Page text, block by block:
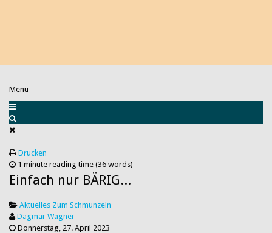
Menu
Drucken
1 minute reading time (36 words)
Einfach nur BÄRIG...
Aktuelles Zum Schmunzeln
Dagmar Wagner
Donnerstag, 27. April 2023